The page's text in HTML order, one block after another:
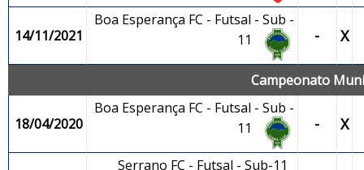
14/11/2021
Boa Esperança FC - Futsal - Sub -
11
- X
Campeonato
18/04/2020
Boa Esperança FC - Futsal - Sub -
11
- X
Serrano FC - Futsal - Sub-11